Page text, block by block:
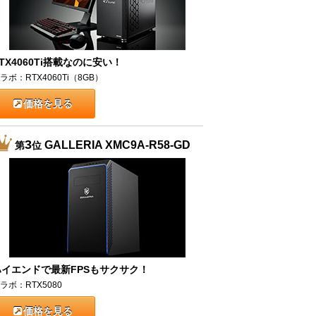
搭載なのに安い！
ボ：RTX4060Ti（8GB）
価格を見る
第3位GALLERIA XMC9A-R58-GD
エンドで最新FPSもサクサク！
ボ：RTX5080
価格を見る